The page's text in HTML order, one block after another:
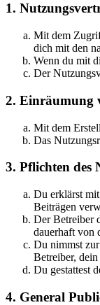
1.
Mit dem
dich mit den
Wenn du mit
Der
2. Einräumung
Mit dem
Das
3. Pflichten des
Du erklärst
Beiträgen
Der Betreiber
dauerhaft von
Du nimmst
Betreiber,
Du gestattest
4. General